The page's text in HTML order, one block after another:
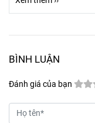
BÌNH LUẬN
Đánh giá của bạn